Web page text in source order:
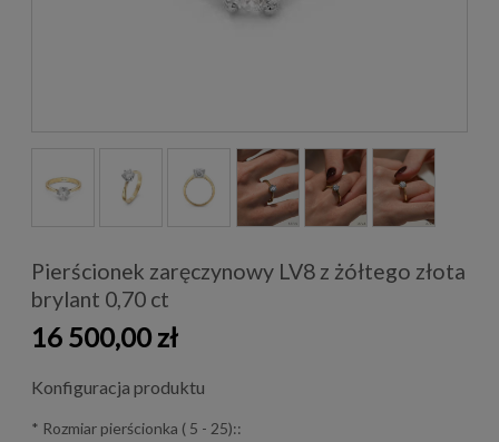
Pierścionek zaręczynowy LV8 z żółtego złota
brylant 0,70 ct
16 500,00 zł
Konfiguracja produktu
* Rozmiar pierścionka ( 5 - 25)::